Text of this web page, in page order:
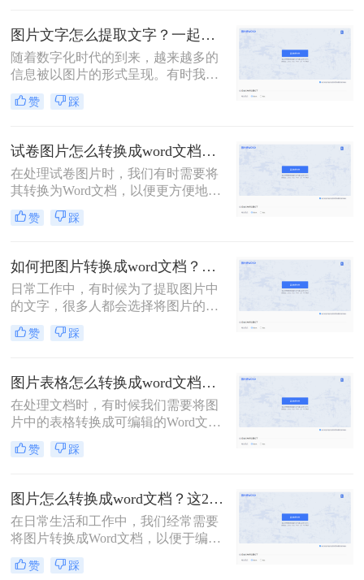
字呢？本文将为您介绍一些实用的方
法和步骤。
图片文字怎么提取文字？一起来看看这二个好用的方法！
随着数字化时代的到来，越来越多的
信息被以图片的形式呈现。有时我们
会在PPT中遇到包含图片文字的情
况，这时候就需要将这些文字提取出
怎么提取文字呢？以下介绍三种提取
PPT中图片文字的方法。
赞 踩
试卷图片怎么转换成word文档？这3种方法，你一定要知道！
在处理试卷图片时，我们有时需要将
其转换为Word文档，以便更方便地编
辑、打印或传输。那么试卷图片怎么
转换成word文档呢？以下是三种将试
赞 踩
如何把图片转换成word文档？这3种转换方法记得收藏！
日常工作中，有时候为了提取图片中
的文字，很多人都会选择将图片的内
容一个字一个字的录入到Word中，费
时费力不说，还总容易出错。其实想
还是有很多快速且好用的方法的，今
天就来教大家如何把图片转换成word
文档。
赞 踩
图片表格怎么转换成word文档？教你转换的三个方法！
在处理文档时，有时候我们需要将图
片中的表格转换成可编辑的Word文
档。手动复制和粘贴表格不仅耗时，
还容易出错。那么图片表格怎么转换
的方法，帮助您将图片表格快速转换
成Word文档。
赞 踩
图片怎么转换成word文档？这2种转换方法记得收藏！
在日常生活和工作中，我们经常需要
将图片转换成Word文档，以便于编
辑、排版和打印。虽然手动输入是可
行的方法，但对于大量或复杂的图片
赞 踩